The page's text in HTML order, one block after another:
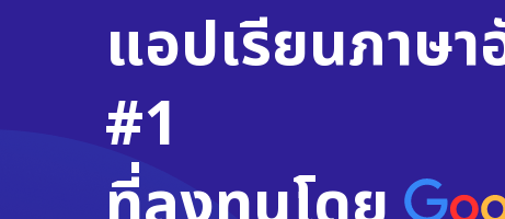
แอปเรียนภาษ
#1